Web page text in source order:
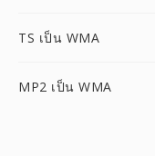
TS เป็น WMA
MP2 เป็น WMA